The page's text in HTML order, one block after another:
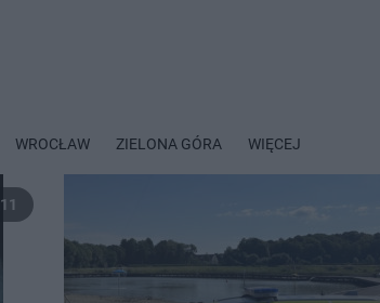
WROCŁAW ZIELONA GÓRA WIĘCEJ
11